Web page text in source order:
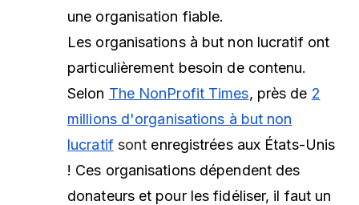
une organisation fiable.
Les organisations à but non lucratif ont
particulièrement besoin de contenu.
Selon The NonProfit Times, près de 2
millions d'organisations à but non
lucratifsont enregistrées aux États-Unis
! Ces organisations dépendent des
donateurs et pour les fidéliser, il faut un